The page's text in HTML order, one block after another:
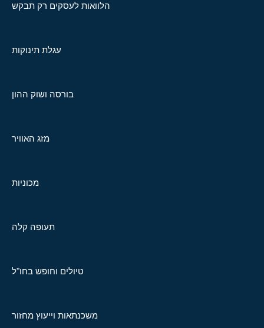
הלוואות לעסקים רק תבקש
עגלת תינוקות
בורסה ושוק ההון
מזג האוויר
מכוניות
תעופה קלה
טיולים וחופש בחו"ל
משכנתאות וייעוץ מחזור